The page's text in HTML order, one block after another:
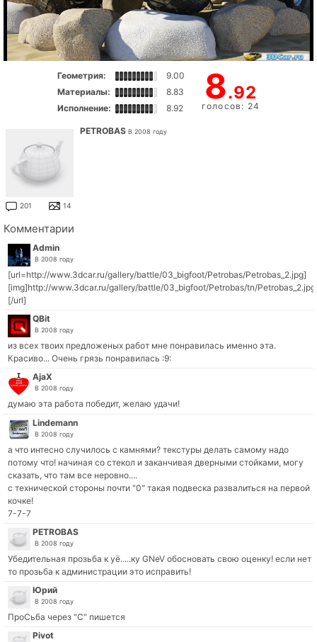
Геометрия:
9.00
Материалы:
8.83
Исполнение:
8.92
8.92
голосов: 24
201 14
PETROBAS В 2008 году
Комментарии
Admin
В 2008 году
[url=http://www.3dcar.ru/gallery/battle/03_bigfoot/Petrobas/Petrobas_2.jpg]
[img]http://www.3dcar.ru/gallery/battle/03_bigfoot/Petrobas/tn/
[/url]
QBit
В 2008 году
из всех твоих предложеных работ мне понравилась именно эта.
Красиво... Очень грязь понравилась :9:
AjaX
В 2008 году
думаю эта работа победит, желаю удачи!
Lindemann
В 2008 году
а что интесно случилось с камнями? текстуры делать самому надо
потому что! начиная со стекол и заканчивая дверными стойками, могу
сказать, что там все неровно....
с технической стороны почти "0" такая подвеска развалиться на первой
кочке!
7-7-7
PETROBAS
В 2008 году
Убедительная прозьба к уё.....ку GNeV обосновать свою оценку! если нет
то прозьба к администрации это исправить!
Юрий
В 2008 году
ПроСьба через "С" пишется
Pivot